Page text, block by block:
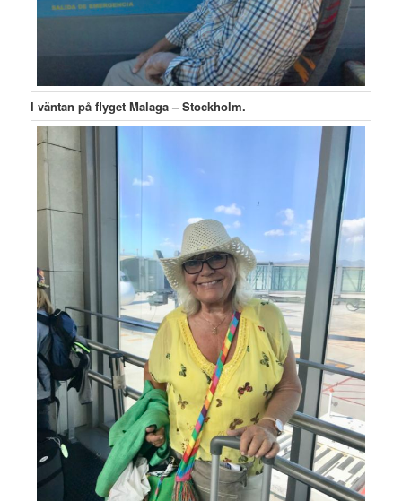
I väntan på flyget Malaga – Stockholm.